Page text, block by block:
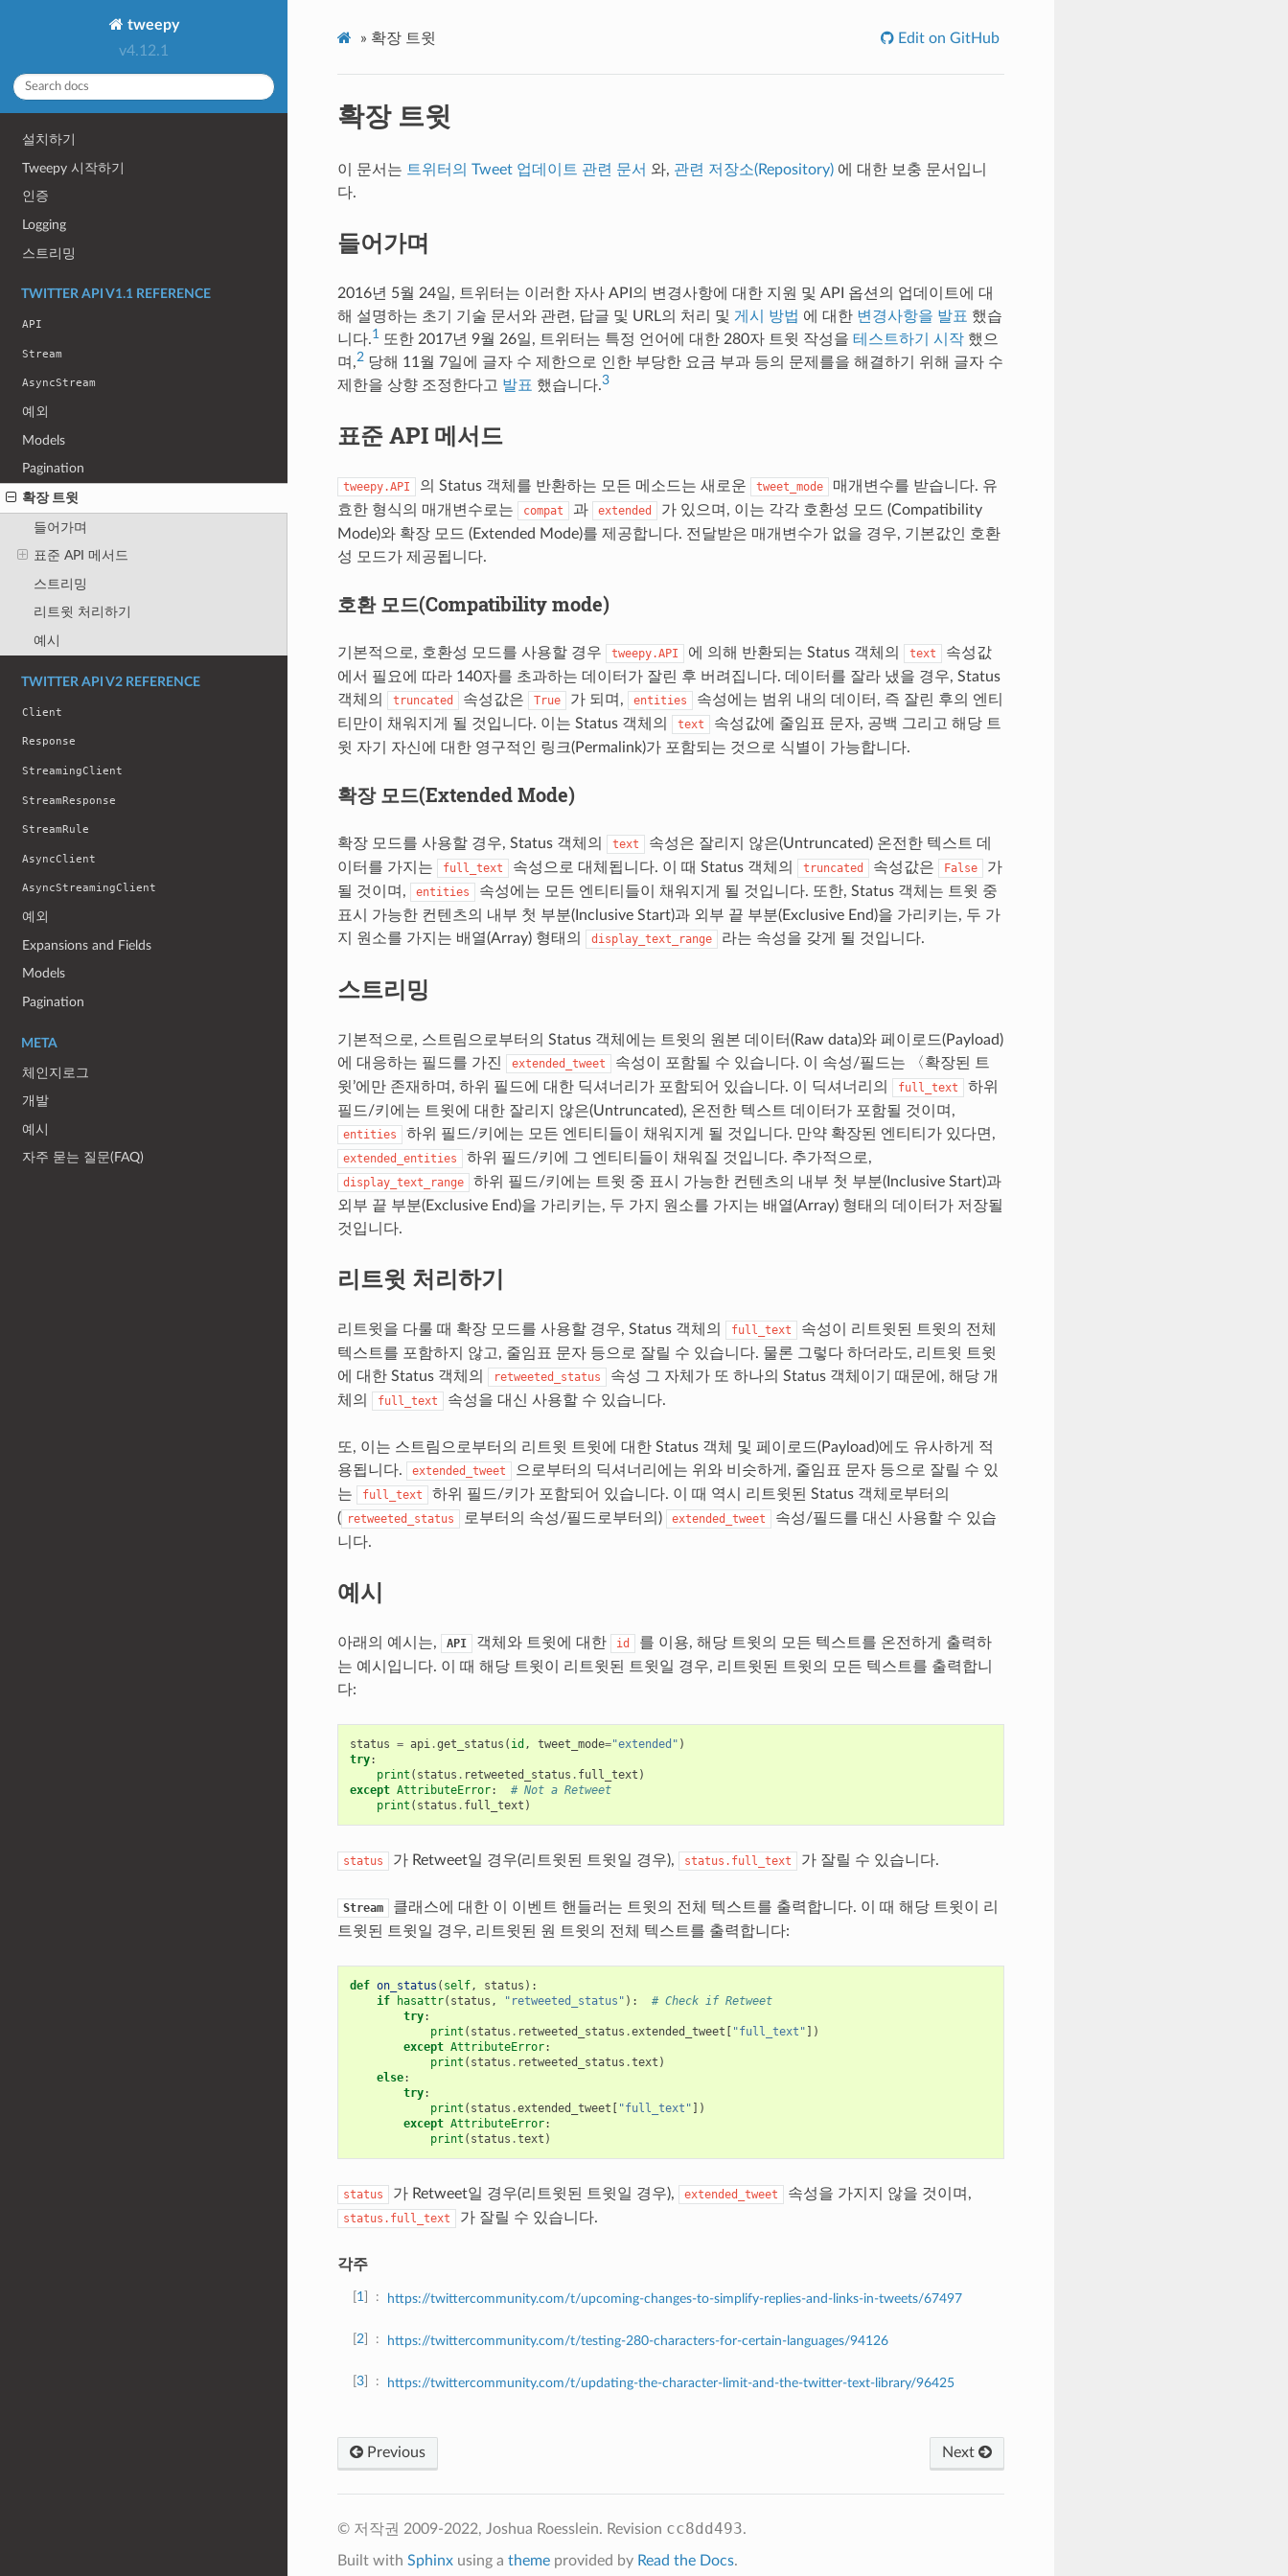
tweepy
v4.12.1
설치하기
Tweepy 시작하기
인증
Logging
스트리밍
TWITTER API V1.1 REFERENCE
API
Stream
AsyncStream
예외
Models
Pagination
확장 트윗
들어가며
표준 API 메서드
스트리밍
리트윗 처리하기
예시
TWITTER API V2 REFERENCE
Client
Response
StreamingClient
StreamResponse
StreamRule
AsyncClient
AsyncStreamingClient
예외
Expansions and Fields
Models
Pagination
META
체인지로그
개발
예시
자주 묻는 질문(FAQ)
» 확장 트윗 Edit on GitHub
확장 트윗
이 문서는 트위터의 Tweet 업데이트 관련 문서 와, 관련 저장소(Repository)에 대한 보충 문서입니
다.
들어가며
2016년 5월 24일, 트위터는 이러한 자사 API의 변경사항에 대한 지원 및 API 옵션의 업데이트에 대
해 설명하는 초기 기술 문서와 관련, 답글 및 URL의 처리 및 게시 방법 에 대한 변경사항을 발표 했습
니다.1또한 2017년 9월 26일, 트위터는 특정 언어에 대한 280자 트윗 작성을 테스트하기 시작했으
며,2당해 11월 7일에 글자 수 제한으로 인한 부당한 요금 부과 등의 문제를을 해결하기 위해 글자 수
제한을 상향 조정한다고 발표 했습니다.3
표준 API 메서드
tweepy.API 의 Status 객체를 반환하는 모든 메소드는 새로운 tweet_mode
매개변수를 받습니다. 유
효한 형식의 매개변수로는
compat 과 extended
가 있으며, 이는 각각 호환성 모드 (Compatibility
Mode)와 확장 모드 (Extended Mode)를 제공합니다. 전달받은 매개변수가 없을 경우, 기본값인 호환
성 모드가 제공됩니다.
호환 모드(Compatibility mode)
기본적으로, 호환성 모드를 사용할 경우 tweepy.API 에 의해 반환되는 Status 객체의 text
속성값
에서 필요에 따라 140자를 초과하는 데이터가 잘린 후 버려집니다. 데이터를 잘라 냈을 경우, Status
객체의
truncated 속성값은 True 가 되며, entities
속성에는 범위 내의 데이터, 즉 잘린 후의 엔티
티만이 채워지게 될 것입니다. 이는 Status 객체의
text
속성값에 줄임표 문자, 공백 그리고 해당 트
윗 자기 자신에 대한 영구적인 링크(Permalink)가 포함되는 것으로 식별이 가능합니다.
확장 모드(Extended Mode)
확장 모드를 사용할 경우, Status 객체의 text
속성은 잘리지 않은(Untruncated) 온전한 텍스트 데
이터를 가지는
full_text 속성으로 대체됩니다. 이 때 Status 객체의 truncated 속성값은 False
가
될 것이며,
entities
속성에는 모든 엔티티들이 채워지게 될 것입니다. 또한, Status 객체는 트윗 중
표시 가능한 컨텐츠의 내부 첫 부분(Inclusive Start)과 외부 끝 부분(Exclusive End)을 가리키는, 두 가
지 원소를 가지는 배열(Array) 형태의
display_text_range 라는 속성을 갖게 될 것입니다.
스트리밍
기본적으로, 스트림으로부터의 Status 객체에는 트윗의 원본 데이터(Raw data)와 페이로드(Payload)
에 대응하는 필드를 가진
extended_tweet
속성이 포함될 수 있습니다. 이 속성/필드는 〈확장된 트
윗’에만 존재하며, 하위 필드에 대한 딕셔너리가 포함되어 있습니다. 이 딕셔너리의
full_text
하위
필드/키에는 트윗에 대한 잘리지 않은(Untruncated), 온전한 텍스트 데이터가 포함될 것이며,
entities 하위 필드/키에는 모든 엔티티들이 채워지게 될 것입니다. 만약 확장된 엔티티가 있다면,
extended_entities 하위 필드/키에 그 엔티티들이 채워질 것입니다. 추가적으로,
display_text_range
하위 필드/키에는 트윗 중 표시 가능한 컨텐츠의 내부 첫 부분(Inclusive Start)과
외부 끝 부분(Exclusive End)을 가리키는, 두 가지 원소를 가지는 배열(Array) 형태의 데이터가 저장될
것입니다.
리트윗 처리하기
리트윗을 다룰 때 확장 모드를 사용할 경우, Status 객체의 full_text
속성이 리트윗된 트윗의 전체
텍스트를 포함하지 않고, 줄임표 문자 등으로 잘릴 수 있습니다. 물론 그렇다 하더라도, 리트윗 트윗
에 대한 Status 객체의
retweeted_status
속성 그 자체가 또 하나의 Status 객체이기 때문에, 해당 개
체의
full_text 속성을 대신 사용할 수 있습니다.
또, 이는 스트림으로부터의 리트윗 트윗에 대한 Status 객체 및 페이로드(Payload)에도 유사하게 적
용됩니다.
extended_tweet
으로부터의 딕셔너리에는 위와 비슷하게, 줄임표 문자 등으로 잘릴 수 있
는
full_text
하위 필드/키가 포함되어 있습니다. 이 때 역시 리트윗된 Status 객체로부터의
( retweeted_status 로부터의 속성/필드로부터의) extended_tweet
속성/필드를 대신 사용할 수 있습
니다.
예시
아래의 예시는, API 객체와 트윗에 대한 id
를 이용, 해당 트윗의 모든 텍스트를 온전하게 출력하
는 예시입니다. 이 때 해당 트윗이 리트윗된 트윗일 경우, 리트윗된 트윗의 모든 텍스트를 출력합니
다:
status = api.get_status ( id , tweet_mode="extended" )
try:
print ( status . retweeted_status . full_text )
except AttributeError:
# Not a Retweet
print ( status . full_text )
status 가 Retweet일 경우(리트윗된 트윗일 경우), status.full_text 가 잘릴 수 있습니다.
Stream
클래스에 대한 이 이벤트 핸들러는 트윗의 전체 텍스트를 출력합니다. 이 때 해당 트윗이 리
트윗된 트윗일 경우, 리트윗된 원 트윗의 전체 텍스트를 출력합니다:
def on_status ( self, status ):
if
hasattr( status , "retweeted_status" ):
# Check if Retweet
try:
print ( status . retweeted_status .extended_tweet [ "full_text" ])
except AttributeError:
print ( status . retweeted_status .text )
else:
try:
print ( status .extended_tweet [ "full_text" ])
except AttributeError:
print ( status .text )
status 가 Retweet일 경우(리트윗된 트윗일 경우), extended_tweet 속성을 가지지 않을 것이며,
status.full_text 가 잘릴 수 있습니다.
각주
1 https://twittercommunity.com/t/upcoming-changes-to-simplify-replies-and-links-in-tweets/67497
2 https://twittercommunity.com/t/testing-280-characters-for-certain-languages/94126
3 https://twittercommunity.com/t/updating-the-character-limit-and-the-twitter-text-library/96425
Previous Next
© 저작권 2009-2022, Joshua Roesslein. Revision cc8dd493.
Built with Sphinxusing a themeprovided by Read the Docs.